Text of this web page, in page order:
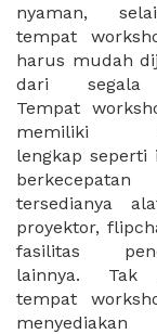
nyaman,
tempat
harus mudah
dari segala
Tempat
memiliki
lengkap seperti
tersedianya
proyektor,
fasilitas
lainnya. Tak
tempat
cemerlang
tempat
XWORK,
dapat
tempat
idaman disini,
dengan
makanan,
juga
ratusan lokasi
yang mudah
dengan
raya maupun